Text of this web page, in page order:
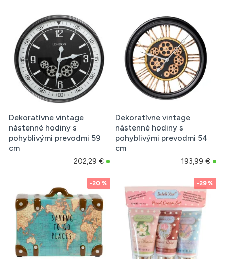
Dekoratívne vintage
nástenné hodiny s
pohyblivými prevodmi 59
cm
202,29 €
Dekoratívne vintage
nástenné hodiny s
pohyblivými prevodmi 54
cm
193,99 €
-20 % -29 %